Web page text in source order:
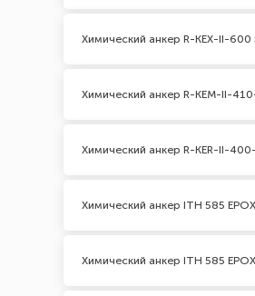
Химический анкер R-KEX-II-600
Химический анкер R-KEM-II-
Химический анкер R-KER-II-
Химический анкер ITH 585
Химический анкер ITH 585